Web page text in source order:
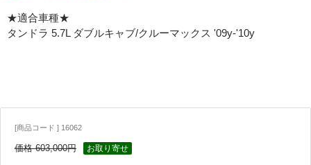
★適合車種★
タンドラ 5.7L ダブルキャブ/クルーマックス '09y-'10y
[商品コード ] 16062
価格 603,000円 お取り寄せ